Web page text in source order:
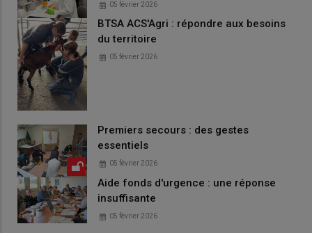
05 février 2026
BTSA ACS'Agri : répondre aux besoins
du territoire
05 février 2026
Premiers secours : des gestes
essentiels
05 février 2026
Aide fonds d'urgence : une réponse
insuffisante
05 février 2026